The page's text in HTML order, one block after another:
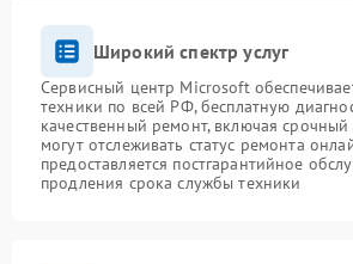
Широкий спектр услуг
Сервисный центр Microsoft
техники по всей РФ, бесплатную
качественный ремонт, включая
могут отслеживать статус ремонта
предоставляется постгарантийное
продления срока службы техники